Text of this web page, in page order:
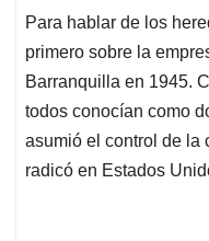
Para hablar de los
primero sobre la
Barranquilla en 1945.
todos conocían como
asumió el control de la
radicó en Estados